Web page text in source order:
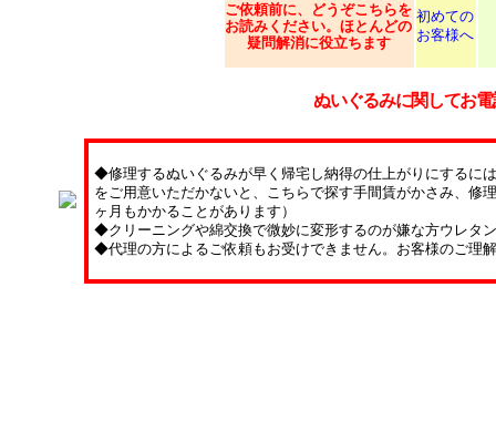
ご依頼前に、どうぞこちらを
お読みください。ほとんどの
疑問解消に役立ちます
初めての
お客様へ
ぬいぐるみに関してお
◆修理するぬいぐるみが早く帰宅し納得の仕上がりにするに
をご用意いただかないと、こちらで探す手間賃がかさみ、修
ヶ月もかかることがあります）
◆クリーニングや綿交換で微妙に変形するのが嫌な方ウレタ
◆代理の方によるご依頼もお受けできません。お客様のご理